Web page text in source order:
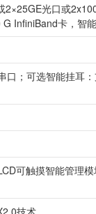
光口或
InfiniBand卡，智
；可选智能挂耳
可触摸智能管理
技术